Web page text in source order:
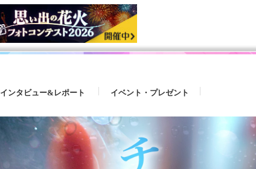
インタビュー&レポート イベント・プレゼント